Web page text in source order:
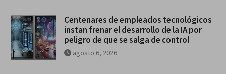
Centenares de empleados tecnológicos
instan frenar el desarrollo de la IA por
peligro de que se salga de control
agosto 6, 2026